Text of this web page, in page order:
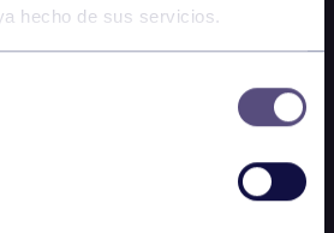
hecho de sus servicios.